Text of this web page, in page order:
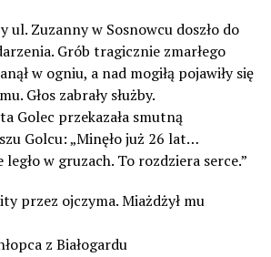
ul. Zuzanny w Sosnowcu doszło do
Grób tragicznie zmarłego
w ogniu, a nad mogiłą pojawiły się
Głos zabrały służby.
Golec przekazała smutną
Golcu: „Minęło już 26 lat…
w gruzach. To rozdziera serce.”
przez ojczyma. Miażdżył mu
z Białogardu